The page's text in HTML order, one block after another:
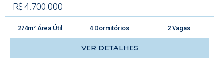
R$ 4.700.000
274m² Área Útil 4 Dormitórios 2 Vagas
VER DETALHES